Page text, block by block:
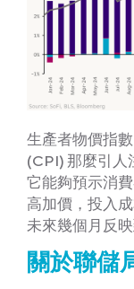
生產者物價指
(CPI) 那麼引人
它能夠預示消
高加價，投入
未來幾個月反映
關於聯儲